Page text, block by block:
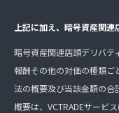
上記に加え、暗号資産関
暗号資産関連店頭デリバテ
報酬その他の対価の種類ご
法の概要及び当該金額の合
概要は、VCTRADEサービ